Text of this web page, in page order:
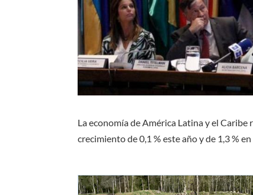
La economía de América Latina y el
crecimiento de 0,1 % este año y de 1,3 %